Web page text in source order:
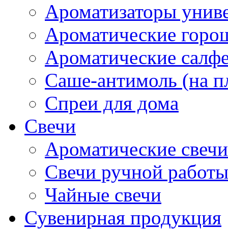
Ароматизаторы
Ароматические
Ароматические
Саше-антимоль (на
Спреи для дома
Свечи
Ароматические свечи
Свечи ручной работы
Чайные свечи
Сувенирная продукция